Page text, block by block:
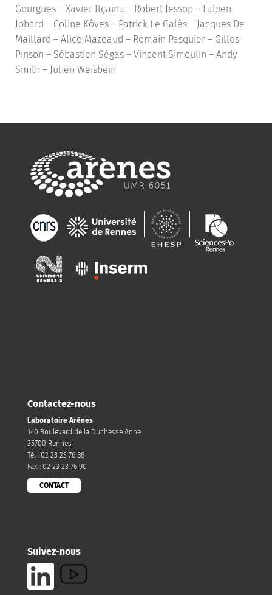
Gourgues – Xavier Itçaina – Robert Jessop – Fabien
Jobard – Coline Kôves – Patrick Le Galès – Jacques De
Maillard – Alice Mazeaud – Romain Pasquier – Gilles
Pinson – Sébastien Ségas – Vincent Simoulin – Andy
Smith – Julien Weisbein
Contactez-nous
Laboratoire Arènes
140 Boulevard de la Duchesse Anne
35700 Rennes
Tél : 02 23 23 76 88
Fax : 02 23 23 76 90
CONTACT
Suivez-nous